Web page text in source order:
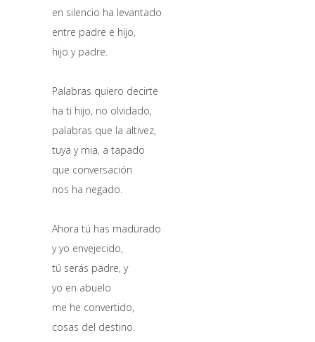
en silencio ha levantado
entre padre e hijo,
hijo y padre.
Palabras quiero decirte
ha ti hijo, no olvidado,
palabras que la altivez,
tuya y mia, a tapado
que conversación
nos ha negado.
Ahora tú has madurado
y yo envejecido,
tú serás padre, y
yo en abuelo
me he convertido,
cosas del destino.